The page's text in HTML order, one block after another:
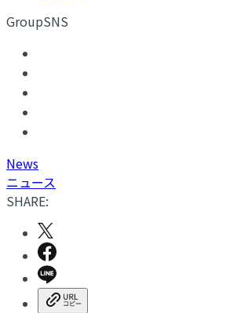
GroupSNS
News
ニュース
SHARE: